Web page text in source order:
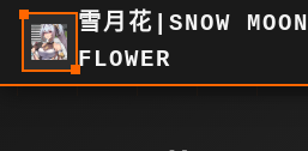
雪月花|SNOW MOON
FLOWER